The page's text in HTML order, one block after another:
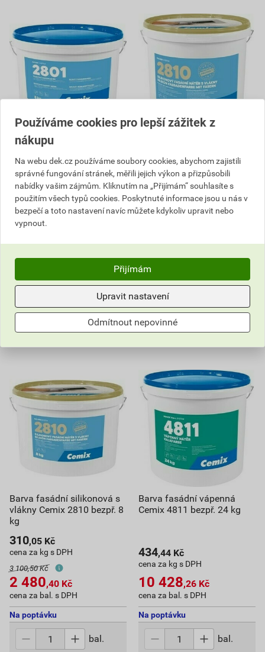
Barva fasádní silikátová
247,03Kč
cena za kg s DPH
2 470,34 Kč
1 976,27Kč
cena za bal. s DPH
1 976,27 Kč celkem s DPH
287 ,69Kč
cena za kg s DPH
8 630,69 Kč
6 904,55 Kč
Poptat
do košíku přidáte
6 904,55 Kč celkem s DPH
Barva fasádní silikonová s
vlákny Cemix 2810 bezpř. 8
kg
310,05 Kč
cena za kg s DPH
3 100,50 Kč
2 480,40 Kč
cena za bal. s DPH
Na poptávku
bal.
Barva fasádní vápenná
Cemix 4811 bezpř. 24 kg
434,44 Kč
cena za kg s DPH
10 428,26 Kč
cena za bal. s DPH
Na poptávku
bal.
Používáme cookies pro lepší zážitek z
nákupu
Na webu dek.cz používáme soubory cookies, abychom zajistili
správné fungování stránek, měřili jejich výkon a přizpůsobili
nabídky vašim zájmům. Kliknutím na „Přijímám“ souhlasíte s
použitím všech typů cookies. Poskytnuté informace jsou u nás v
bezpečí a toto nastavení navíc můžete kdykoliv upravit nebo
vypnout.
Přijímám
Upravit nastavení
Odmítnout nepovinné